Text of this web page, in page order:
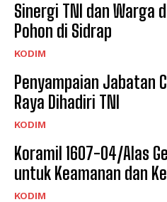
Sinergi TNI dan Warga
Pohon di Sidrap
KODIM
Penyampaian Jabatan
Raya Dihadiri TNI
KODIM
Koramil 1607-04/Alas
untuk Keamanan dan
KODIM